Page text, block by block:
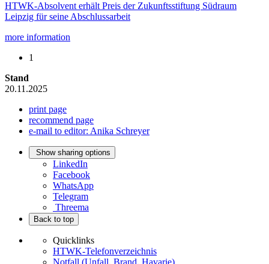
HTWK-Absolvent erhält Preis der Zukunftsstiftung Südraum
Leipzig für seine Abschlussarbeit
more information
1
Stand
20.11.2025
print page
recommend page
e-mail to editor: Anika Schreyer
Show sharing options
LinkedIn
Facebook
WhatsApp
Telegram
Threema
Back to top
Quicklinks
HTWK-Telefonverzeichnis